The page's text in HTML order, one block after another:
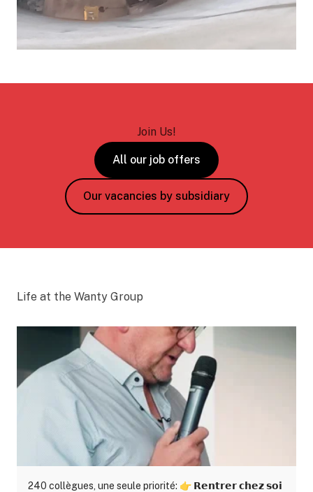
Join Us!
All our job offers
Our vacancies by subsidiary
Life at the Wanty Group
240 collègues, une seule priorité: 👉 𝗥𝗲𝗻𝘁𝗿𝗲𝗿 𝗰𝗵𝗲𝘇 𝘀𝗼𝗶